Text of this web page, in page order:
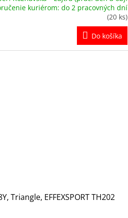
kuriérom: do 2 pracovných dní
(20 ks)
Do košíka
Triangle, EFFEXSPORT TH202